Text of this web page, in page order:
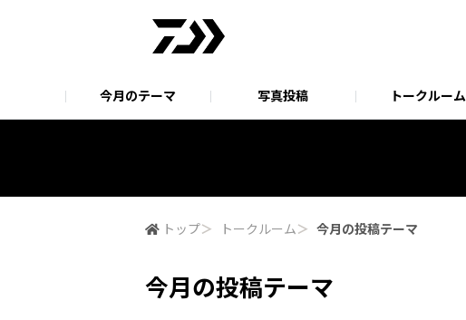
今月のテーマ 写真投稿 トークルーム
EXIST SF特設サイト
トップ＞ トークルーム＞ 今月の投稿テーマ
今月の投稿テーマ